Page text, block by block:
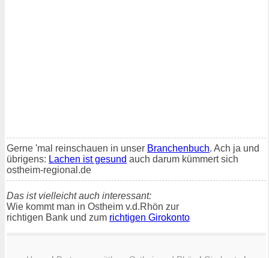
Gerne 'mal reinschauen in unser Branchenbuch. Ach ja und
übrigens: Lachen ist gesund auch darum kümmert sich
ostheim-regional.de
Das ist vielleicht auch interessant:
Wie kommt man in Ostheim v.d.Rhön zur
richtigen Bank und zum richtigen Girokonto